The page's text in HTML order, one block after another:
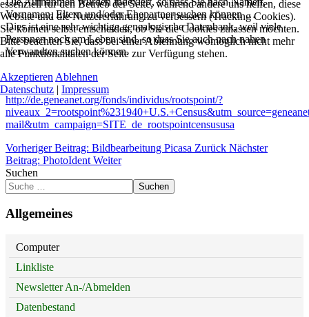
Vornamen, Eltern und/oder Ehepartner suchen können …
Dies ist eine sehr wichtige genealogische Datenbank, weil viele
Personen noch am Leben sind, so dass Sie auch nach nahen
Verwandten suchen können.
http://de.geneanet.org/fonds/individus/rootspoint/?
mail&utm_campaign=SITE_de_rootspointcensususa
Vorheriger Beitrag: Bildbearbeitung Picasa Zurück Nächster
Beitrag: PhotoIdent Weiter
Suchen
Suchen
Allgemeines
Computer
Linkliste
Newsletter An-/Abmelden
Datenbestand
essenziell für den Betrieb der Seite, während andere uns helfen, diese
Website und die Nutzererfahrung zu verbessern (Tracking Cookies).
Sie können selbst entscheiden, ob Sie die Cookies zulassen möchten.
Bitte beachten Sie, dass bei einer Ablehnung womöglich nicht mehr
alle Funktionalitäten der Seite zur Verfügung stehen.
Akzeptieren Ablehnen
Datenschutz | Impressum